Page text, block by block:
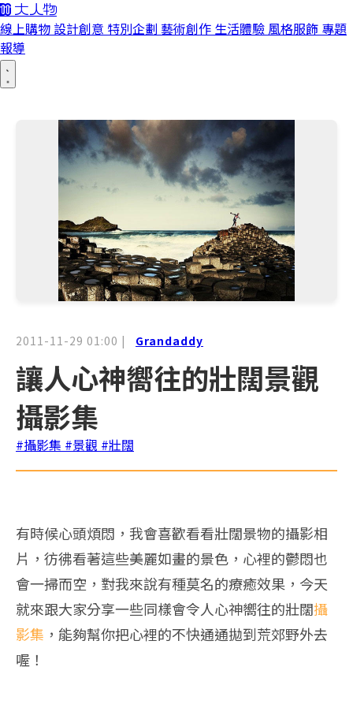
線上購物 設計創意 特別企劃 藝術創作 生活體驗 風格服飾 專題
報導
2011-11-29 01:00 | Grandaddy
讓人心神嚮往的壯闊景觀
攝影集
#攝影集 #景觀 #壯闊
有時候心頭煩悶，我會喜歡看看壯闊景物的攝影相
片，彷彿看著這些美麗如畫的景色，心裡的鬱悶也
會一掃而空，對我來說有種莫名的療癒效果，今天
就來跟大家分享一些同樣會令人心神嚮往的壯闊攝
影集 ，能夠幫你把心裡的不快通通拋到荒郊野外去
喔！